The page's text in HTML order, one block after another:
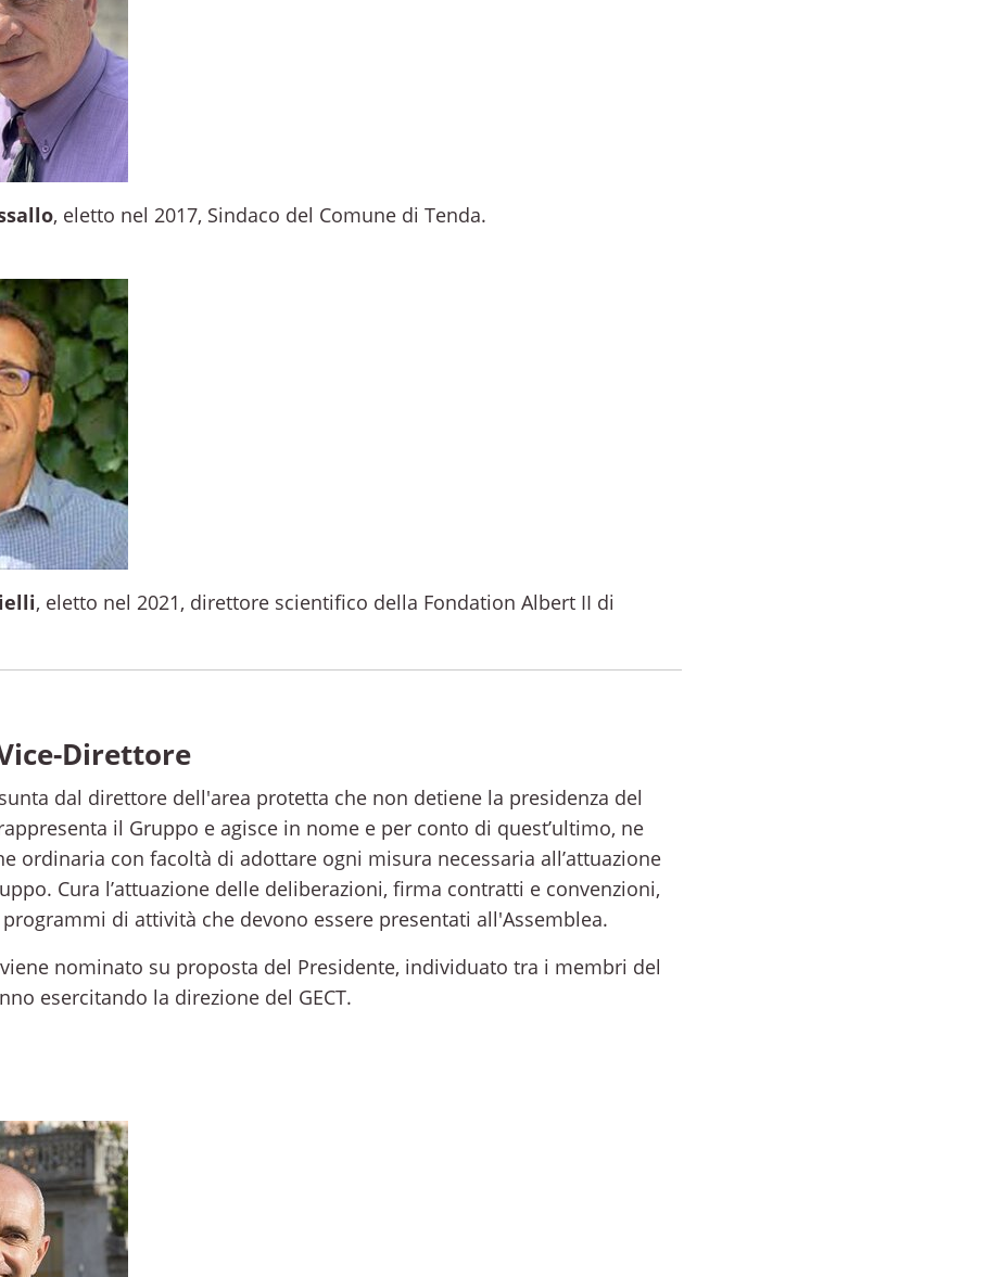
, eletto nel 2017, Sindaco del Comune di Tenda.
, eletto nel 2021, direttore scientifico della Fondation Albert II di
Direttore
dal direttore dell'area protetta che non detiene la presidenza del
il Gruppo e agisce in nome e per conto di quest’ultimo, ne
ordinaria con facoltà di adottare ogni misura necessaria all’attuazione
Cura l’attuazione delle deliberazioni, firma contratti e convenzioni,
di attività che devono essere presentati all'Assemblea.
nominato su proposta del Presidente, individuato tra i membri del
esercitando la direzione del GECT.